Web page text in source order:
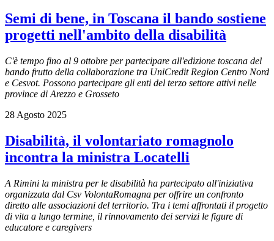
Semi di bene, in Toscana il bando sostiene
progetti nell'ambito della disabilità
C'è tempo fino al 9 ottobre per partecipare all'edizione toscana del
bando frutto della collaborazione tra UniCredit Region Centro Nord
e Cesvot. Possono partecipare gli enti del terzo settore attivi nelle
province di Arezzo e Grosseto
28 Agosto 2025
Disabilità, il volontariato romagnolo
incontra la ministra Locatelli
A Rimini la ministra per le disabilità ha partecipato all'iniziativa
organizzata dal Csv VolontaRomagna per offrire un confronto
diretto alle associazioni del territorio. Tra i temi affrontati il progetto
di vita a lungo termine, il rinnovamento dei servizi le figure di
educatore e caregivers